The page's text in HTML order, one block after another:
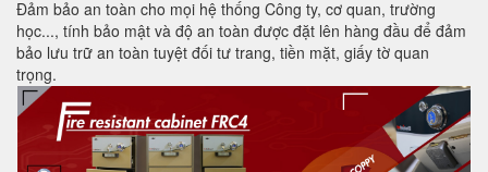
Đảm bảo an toàn cho mọi hệ thống Công ty, cơ quan, trường
học..., tính bảo mật và độ an toàn được đặt lên hàng đầu để đảm
bảo lưu trữ an toàn tuyệt đối tư trang, tiền mặt, giấy tờ quan
trọng.